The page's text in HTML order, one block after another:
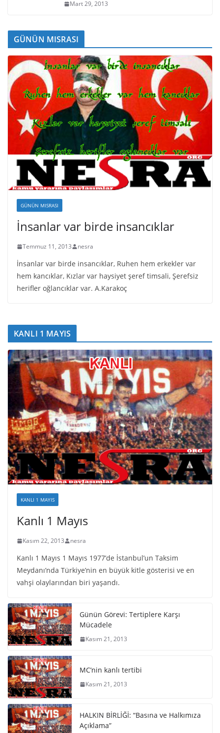
Mart 29, 2013
GÜNÜN MISRASI
GÜNÜN MISRASI
İnsanlar var birde insancıklar
Temmuz 11, 2013 nesra
İnsanlar var birde insancıklar, Ruhen hem erkekler var
hem kancıklar, Kızlar var haysiyet şeref timsali, Şerefsiz
herifler oğlancıklar var. A.Karakoç
KANLI 1 MAYIS
KANLI 1 MAYIS
Kanlı 1 Mayıs
Kasım 22, 2013 nesra
Kanlı 1 Mayıs 1 Mayıs 1977’de İstanbul’un Taksim
Meydanı’nda Türkiye’nin en büyük kitle gösterisi ve en
vahşi olaylarından biri yaşandı.
Günün Görevi: Tertiplere Karşı
Mücadele
Kasım 21, 2013
MC’nin kanlı tertibi
Kasım 21, 2013
HALKIN BİRLİĞİ: “Basına ve Halkımıza
Açıklama”